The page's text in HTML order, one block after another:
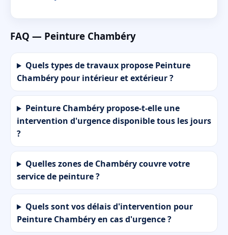
FAQ — Peinture Chambéry
Quels types de travaux propose Peinture
Chambéry pour intérieur et extérieur ?
Peinture Chambéry propose-t-elle une
intervention d'urgence disponible tous les jours
?
Quelles zones de Chambéry couvre votre
service de peinture ?
Quels sont vos délais d'intervention pour
Peinture Chambéry en cas d'urgence ?